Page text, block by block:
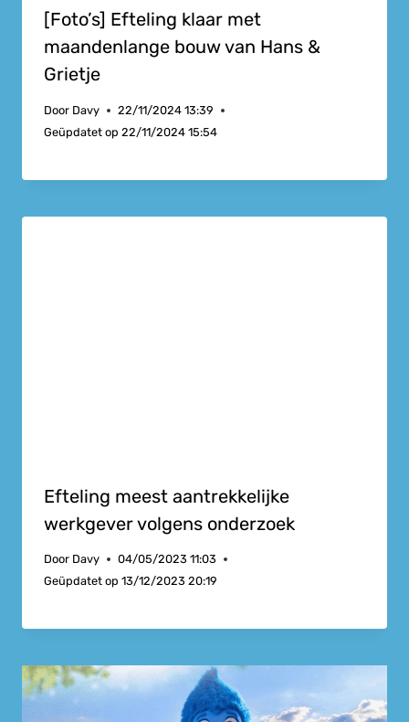
[Foto’s] Efteling klaar met
maandenlange bouw van Hans &
Grietje
Door Davy
22/11/2024 13:39
Geüpdatet op 22/11/2024 15:54
Efteling meest aantrekkelijke
werkgever volgens onderzoek
Door Davy
04/05/2023 11:03
Geüpdatet op 13/12/2023 20:19